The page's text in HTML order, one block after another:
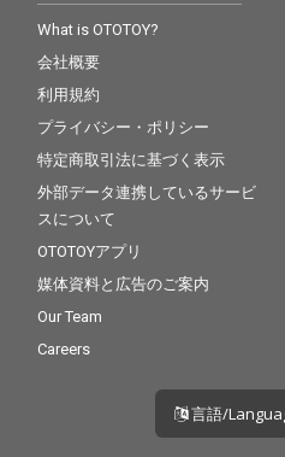
What is OTOTOY?
会社概要
利用規約
プライバシー・ポリシー
特定商取引法に基づく表示
外部データ連携しているサービ
スについて
OTOTOYアプリ
媒体資料と広告のご案内
Our Team
Careers
言語/